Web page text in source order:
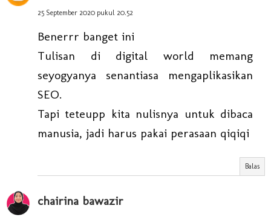
25 September 2020 pukul 20.52
Benerrr banget ini
Tulisan di digital world memang
seyogyanya senantiasa mengaplikasikan
SEO.
Tapi teteupp kita nulisnya untuk dibaca
manusia, jadi harus pakai perasaan qiqiqi
Balas
chairina bawazir